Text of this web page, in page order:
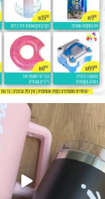
מטף לגילוי מין